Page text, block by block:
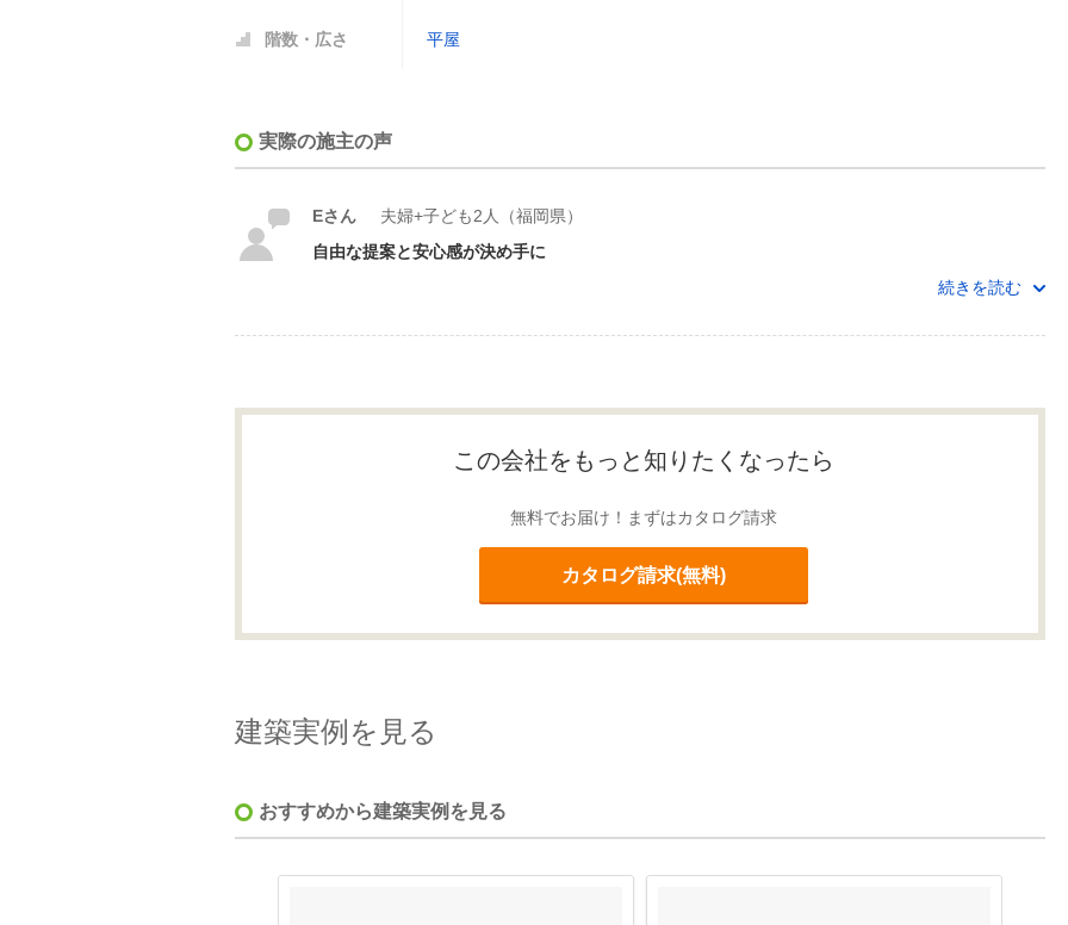
階数・広さ 平屋
実際の施主の声
Eさん
夫婦+子ども2人（福岡県）
自由な提案と安心感が決め手に
続きを読む
この会社をもっと知りたくなったら
無料でお届け！まずはカタログ請求
カタログ請求(無料)
建築実例を見る
おすすめから建築実例を見る